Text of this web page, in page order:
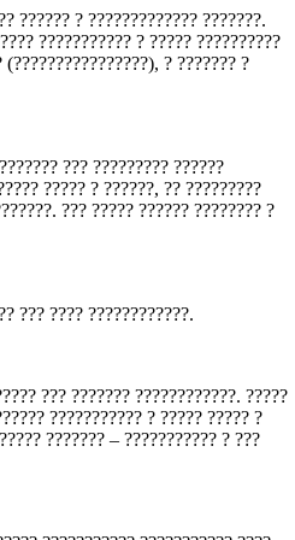
?????? ? ????????????? ???????.
??????????? ? ????? ??????????
? ??????? ?
??? ????????? ??????
????? ? ??????, ?? ?????????
??? ????? ?????? ???????? ?
??? ???? ????????????.
??? ??????? ????????????. ?????
??????????? ? ????? ????? ?
??????? – ??????????? ? ???